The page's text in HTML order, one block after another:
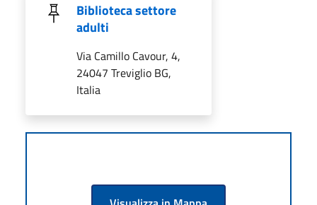
Biblioteca settore
adulti
Via Camillo Cavour, 4,
24047 Treviglio BG,
Italia